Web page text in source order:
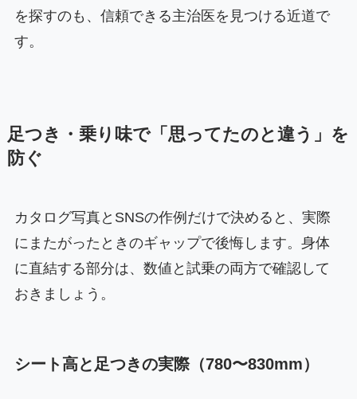
を探すのも、信頼できる主治医を見つける近道で
す。
足つき・乗り味で「思ってたのと違う」を
防ぐ
カタログ写真とSNSの作例だけで決めると、実際
にまたがったときのギャップで後悔します。身体
に直結する部分は、数値と試乗の両方で確認して
おきましょう。
シート高と足つきの実際（780〜830mm）